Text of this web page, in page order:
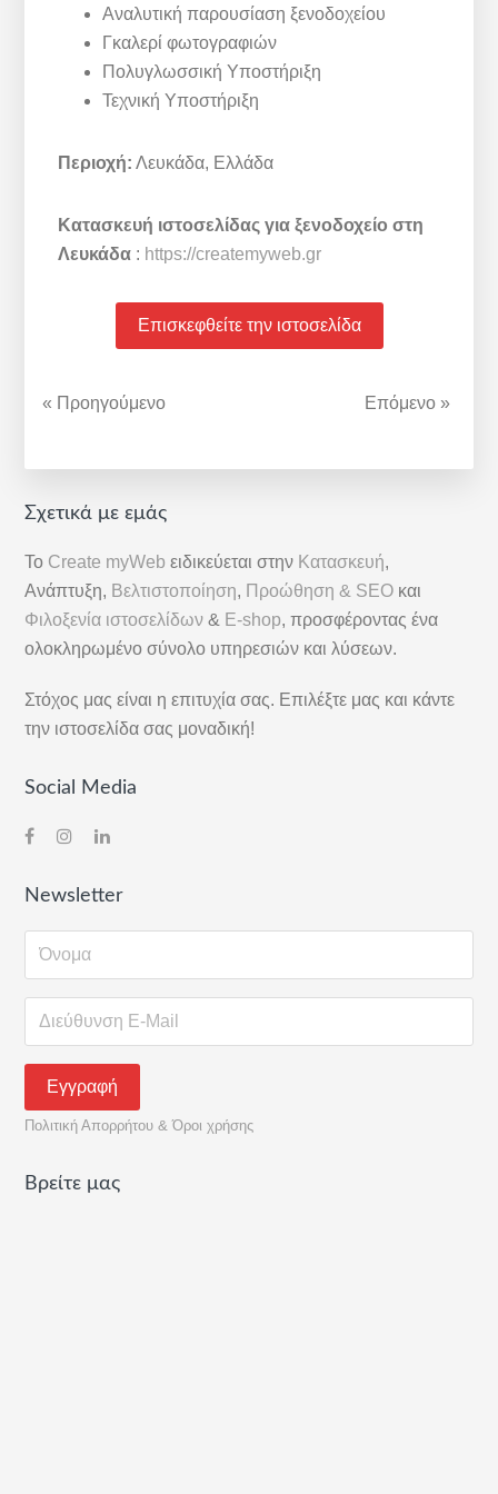
Αναλυτική παρουσίαση ξενοδοχείου
Γκαλερί φωτογραφιών
Πολυγλωσσική Υποστήριξη
Τεχνική Υποστήριξη
Περιοχή: Λευκάδα, Ελλάδα
Κατασκευή ιστοσελίδας για ξενοδοχείο στη
Λευκάδα : https://createmyweb.gr
Επισκεφθείτε την ιστοσελίδα
« Προηγούμενο Επόμενο »
Αρχική
Στήλη
Σχετικά με εμάς
Το Create myWeb ειδικεύεται στην Κατασκευή,
Ανάπτυξη, Βελτιστοποίηση, Προώθηση & SEO και
Φιλοξενία ιστοσελίδων & E-shop, προσφέροντας ένα
ολοκληρωμένο σύνολο υπηρεσιών και λύσεων.
Στόχος μας είναι η επιτυχία σας. Επιλέξτε μας και κάντε
την ιστοσελίδα σας μοναδική!
Social Media
Newsletter
Πολιτική Απορρήτου & Όροι χρήσης
Βρείτε μας